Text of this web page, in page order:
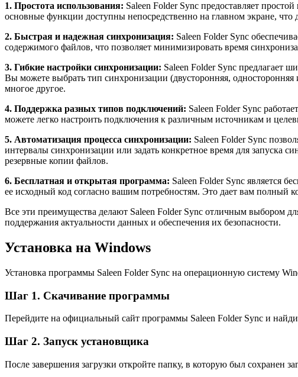
1. Простота использования: Saleen Folder Sync предоставляет
основные функции доступны непосредственно на главном экране,
2. Быстрая и надежная синхронизация: Saleen Folder Sync
содержимого файлов, что позволяет минимизировать время
3. Гибкие настройки синхронизации: Saleen Folder Sync предлагает
Вы можете выбрать тип синхронизации (двусторонняя,
многое другое.
4. Поддержка разных типов подключений: Saleen Folder Sync
можете легко настроить подключения к различным источникам и
5. Автоматизация процесса синхронизации: Saleen Folder Sync
интервалы синхронизации или задать конкретное время для запуска
резервные копии файлов.
6. Бесплатная и открытая программа: Saleen Folder Sync является
ее исходный код согласно вашим потребностям. Это дает вам полный
Все эти преимущества делают Saleen Folder Sync отличным выбором
поддержания актуальности данных и обеспечения их безопасности.
Установка на Windows
Установка программы Saleen Folder Sync на операционную систему
Шаг 1. Скачивание программы
Перейдите на официальный сайт программы Saleen Folder Sync и
Шаг 2. Запуск установщика
После завершения загрузки откройте папку, в которую был